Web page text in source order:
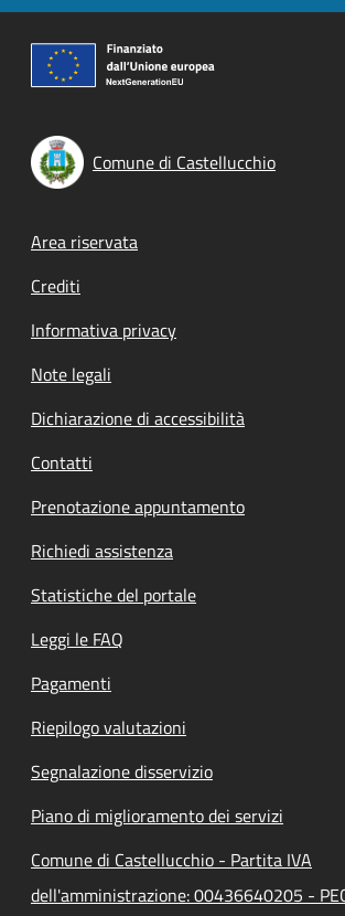
Comune di Castellucchio
Footer menu
Area riservata
Crediti
Informativa privacy
Note legali
Dichiarazione di accessibilità
Contatti
Prenotazione appuntamento
Richiedi assistenza
Statistiche del portale
Leggi le FAQ
Pagamenti
Riepilogo valutazioni
Segnalazione disservizio
Piano di miglioramento dei servizi
Comune di Castellucchio - Partita IVA
dell'amministrazione: 00436640205 -